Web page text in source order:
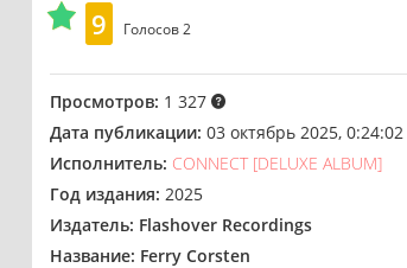
9 Голосов2
Просмотров: 1 327
Дата публикации: 03 октябрь 2025, 0:24:02
Исполнитель: CONNECT [DELUXE ALBUM]
Год издания: 2025
Издатель: Flashover Recordings
Название: Ferry Corsten